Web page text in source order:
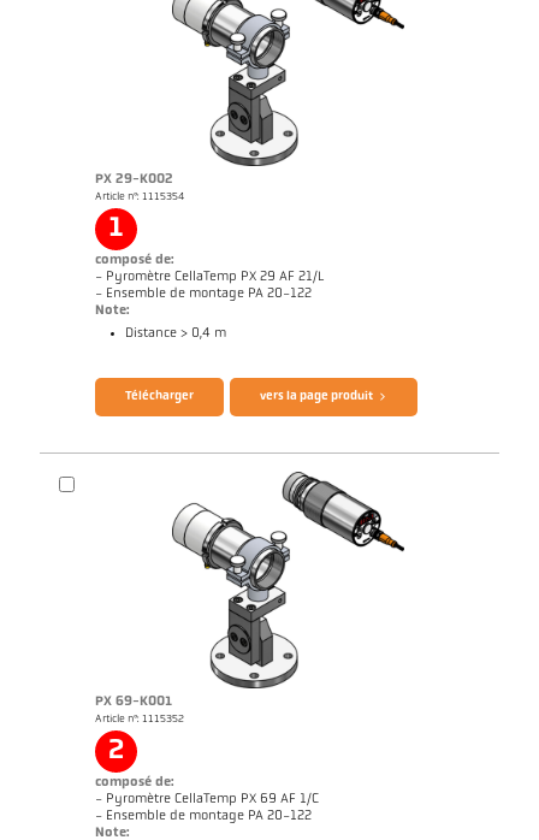
PX 29-K002
Article n°: 1115354
1
composé de:
- Pyromètre CellaTemp PX 29 AF 21/L
- Ensemble de montage PA 20-122
Note:
Distance > 0,4 m
Brochure CellaTemp PX
Télécharger vers la page produit
PX 69-K001
Article n°: 1115352
2
composé de:
- Pyromètre CellaTemp PX 69 AF 1/C
- Ensemble de montage PA 20-122
Note: